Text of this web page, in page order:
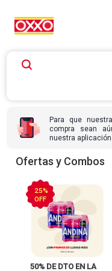
Para que
compra sean
nuestra aplicación.
Ofertas y Combos
25%
OFF
50% DE DTO EN LA